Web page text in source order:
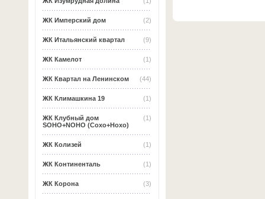
(2)
ЖК Имперский дом
(9)
ЖК Итальянский квартал
(1)
ЖК Камелот
(44)
ЖК Квартал на Ленинском
(1)
ЖК Климашкина 19
(1)
ЖК Клубный дом
SOHO+NOHO (Сохо+Нохо)
(1)
ЖК Колизей
(1)
ЖК Континенталь
(3)
ЖК Корона